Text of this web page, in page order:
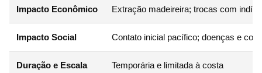
Impacto Econômico Extração madeireira; trocas com
Impacto Social Contato inicial pacífico; doenças e
Duração e Escala Temporária e limitada à costa